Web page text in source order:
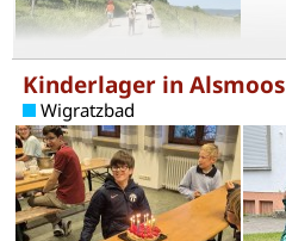
Kinderlager in Alsmoos
Wigratzbad